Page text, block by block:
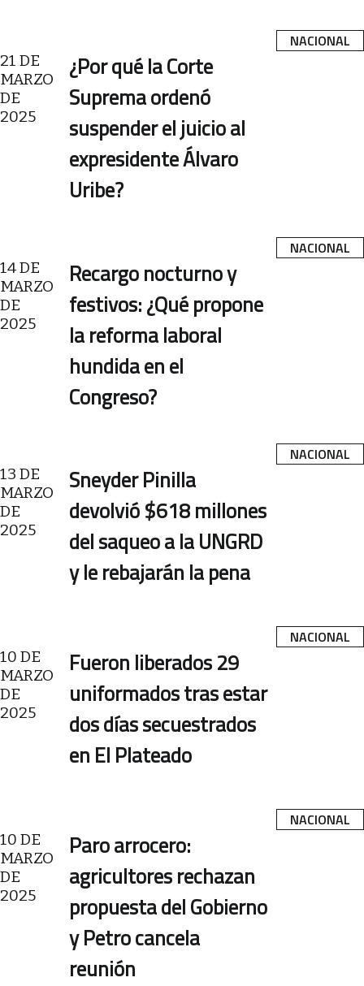
NACIONAL
NACIONAL
21 DE
MARZO
DE
2025
¿Por qué la Corte
Suprema ordenó
suspender el juicio al
expresidente Álvaro
Uribe?
NACIONAL
14 DE
MARZO
DE
2025
Recargo nocturno y
festivos: ¿Qué propone
la reforma laboral
hundida en el
Congreso?
NACIONAL
13 DE
MARZO
DE
2025
Sneyder Pinilla
devolvió $618 millones
del saqueo a la UNGRD
y le rebajarán la pena
NACIONAL
10 DE
MARZO
DE
2025
Fueron liberados 29
uniformados tras estar
dos días secuestrados
en El Plateado
10 DE
MARZO
DE
2025
Paro arrocero:
agricultores rechazan
propuesta del Gobierno
y Petro cancela
reunión